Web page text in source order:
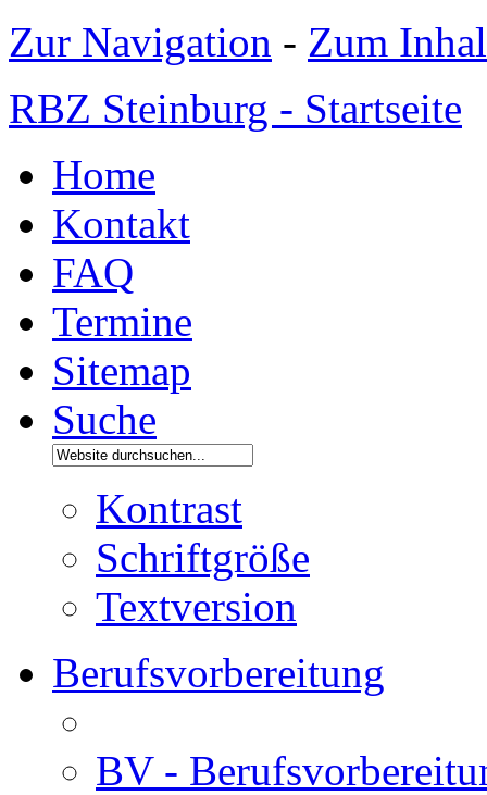
Zur Navigation - Zum
RBZ Steinburg - Startseite
Home
Kontakt
FAQ
Termine
Sitemap
Suche
Kontrast
Schriftgröße
Textversion
Berufsvorbereitung
BV -